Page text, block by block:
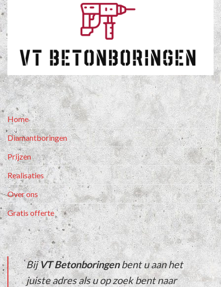
Home
Diamantboringen
Prijzen
Realisaties
Over ons
Gratis offerte
BijVT Betonboringenbent u aan het
juiste adres als u op zoek bent naar